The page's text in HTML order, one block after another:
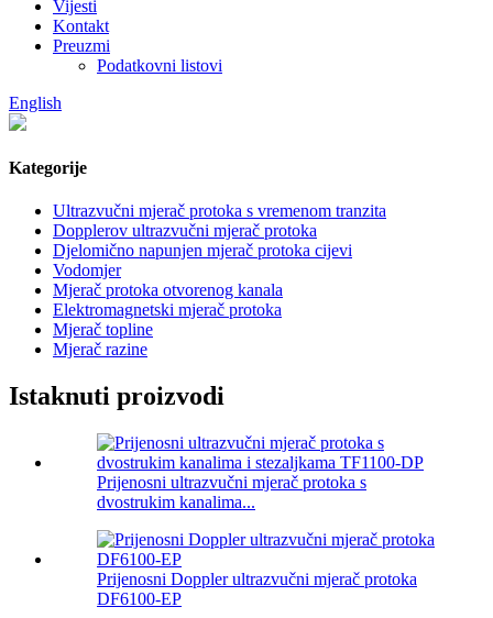
Vijesti
Kontakt
Preuzmi
Podatkovni listovi
English
Kategorije
Ultrazvučni mjerač protoka s vremenom tranzita
Dopplerov ultrazvučni mjerač protoka
Djelomično napunjen mjerač protoka cijevi
Vodomjer
Mjerač protoka otvorenog kanala
Elektromagnetski mjerač protoka
Mjerač topline
Mjerač razine
Istaknuti proizvodi
Prijenosni ultrazvučni mjerač protoka s
dvostrukim kanalima...
Prijenosni Doppler ultrazvučni mjerač protoka
DF6100-EP